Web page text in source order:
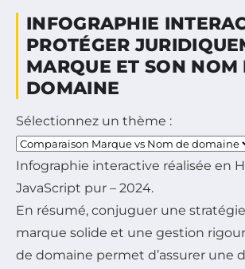
INFOGRAPHIE
PROTÉGER
MARQUE ET SON NOM
DOMAINE
Sélectionnez un thème :
Infographie interactive réalisée en
JavaScript pur – 2024.
En résumé, conjuguer une
marque solide et une gestion
de domaine permet d’assurer une